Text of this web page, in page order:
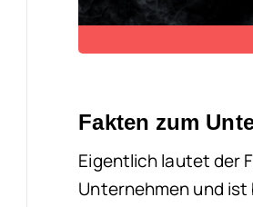
Fakten zum
Eigentlich lautet der
Unternehmen und